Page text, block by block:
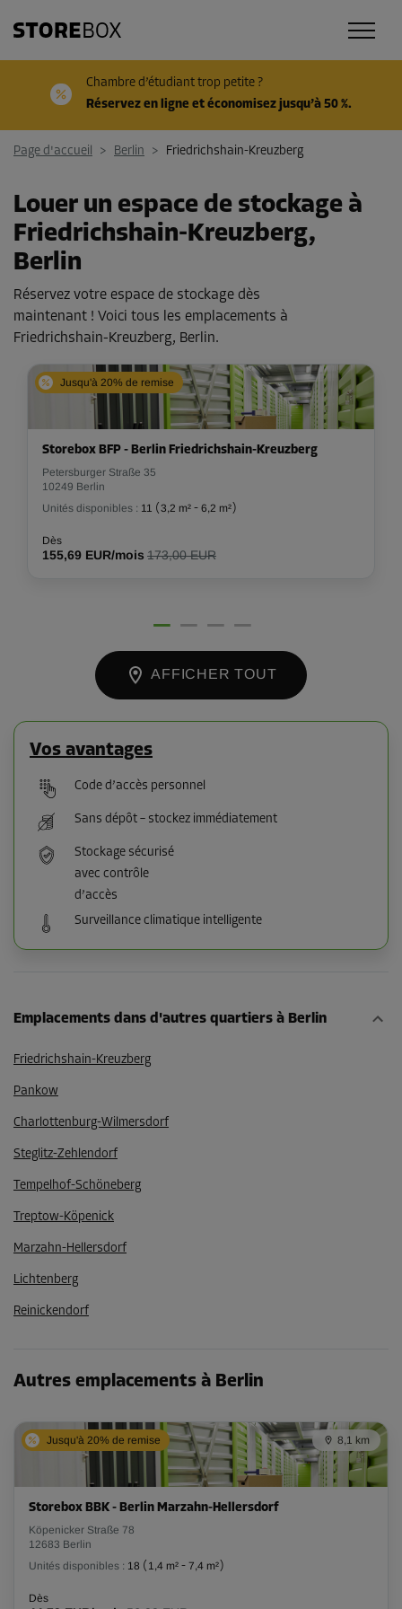
Chambre d’étudiant trop petite ?
Réservez en ligne et économisez jusqu’à 50 %.
Page d'accueil > Berlin > Friedrichshain-Kreuzberg
Louer un espace de stockage à
Friedrichshain-Kreuzberg,
Berlin
Réservez votre espace de stockage dès
maintenant ! Voici tous les emplacements à
Friedrichshain-Kreuzberg, Berlin.
Jusqu'à 20% de remise
Storebox BFP - Berlin Friedrichshain-Kreuzberg
Petersburger Straße 35
10249 Berlin
Unités disponibles : 11 (3,2 m² - 6,2 m²)
Dès
155,69 EUR/mois 173,00 EUR
AFFICHER TOUT
Vos avantages
Code d’accès personnel
Sans dépôt – stockez immédiatement
Stockage sécurisé
avec contrôle
d’accès
Surveillance climatique intelligente
Emplacements dans d'autres quartiers à Berlin
Friedrichshain-Kreuzberg
Pankow
Charlottenburg-Wilmersdorf
Steglitz-Zehlendorf
Tempelhof-Schöneberg
Treptow-Köpenick
Marzahn-Hellersdorf
Lichtenberg
Reinickendorf
Autres emplacements à Berlin
Jusqu'à 20% de remise 8,1 km
Storebox BBK - Berlin Marzahn-Hellersdorf
Köpenicker Straße 78
12683 Berlin
Unités disponibles : 18 ( 1,4 m² - 7,4 m²)
Dès